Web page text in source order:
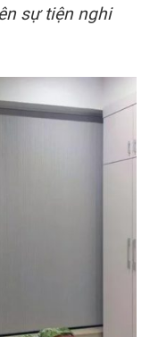
sự tiện nghi